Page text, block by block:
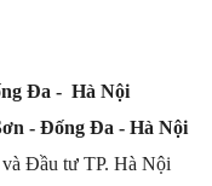
Đa - Hà Nội
- Đống Đa - Hà Nội
Đầu tư TP. Hà Nội